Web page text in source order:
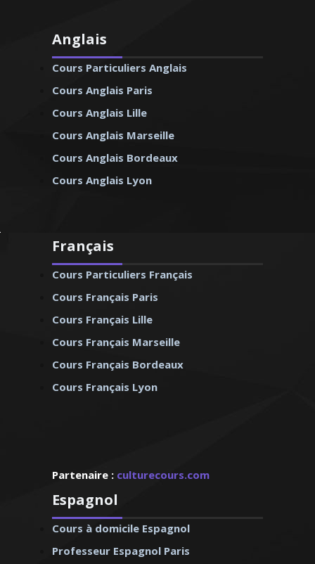
Anglais
Cours Particuliers Anglais
Cours Anglais Paris
Cours Anglais Lille
Cours Anglais Marseille
Cours Anglais Bordeaux
Cours Anglais Lyon
Français
Cours Particuliers Français
Cours Français Paris
Cours Français Lille
Cours Français Marseille
Cours Français Bordeaux
Cours Français Lyon
Partenaire : culturecours.com
Espagnol
Cours à domicile Espagnol
Professeur Espagnol Paris